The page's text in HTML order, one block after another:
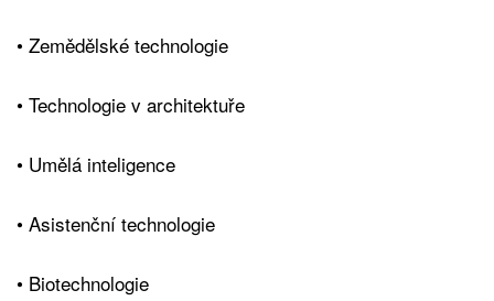
• Zemědělské technologie
• Technologie v architektuře
• Umělá inteligence
• Asistenční technologie
• Biotechnologie